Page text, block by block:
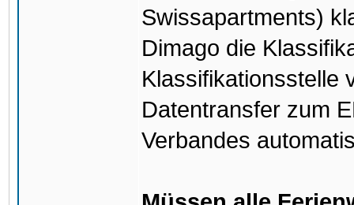
Swissapartments)
Dimago die
Klassifikationsstelle
Datentransfer zum
Verbandes